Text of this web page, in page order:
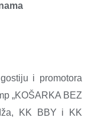
i promotora
„KOŠARKA BEZ
KK BBY i KK